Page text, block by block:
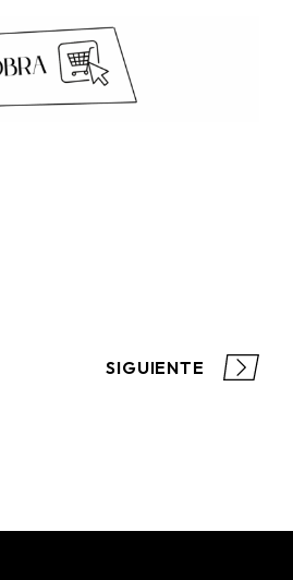
SIGUIENTE